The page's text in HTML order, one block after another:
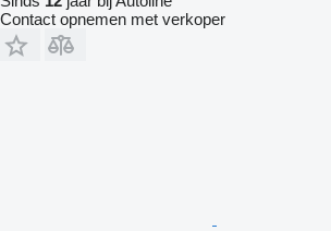
Contact opnemen met verkoper